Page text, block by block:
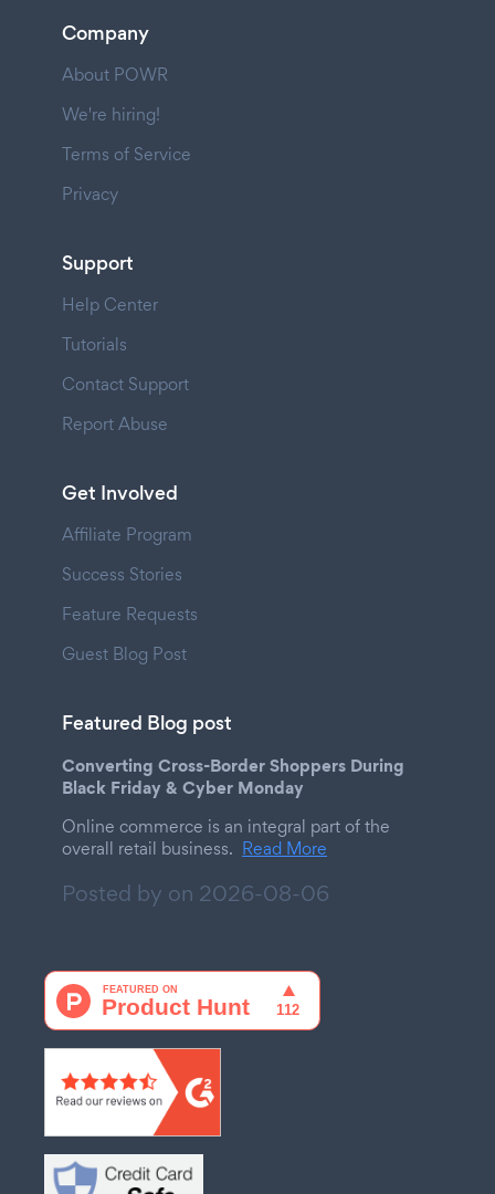
Company
About POWR
We're hiring!
Terms of Service
Privacy
Support
Help Center
Tutorials
Contact Support
Report Abuse
Get Involved
Affiliate Program
Success Stories
Feature Requests
Guest Blog Post
Featured Blog post
Converting Cross-Border Shoppers During
Black Friday & Cyber Monday
Online commerce is an integral part of the
overall retail business. Read More
Posted by on 2026-08-06